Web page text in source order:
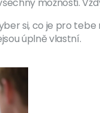
si, co je pro
úplně vlastní.